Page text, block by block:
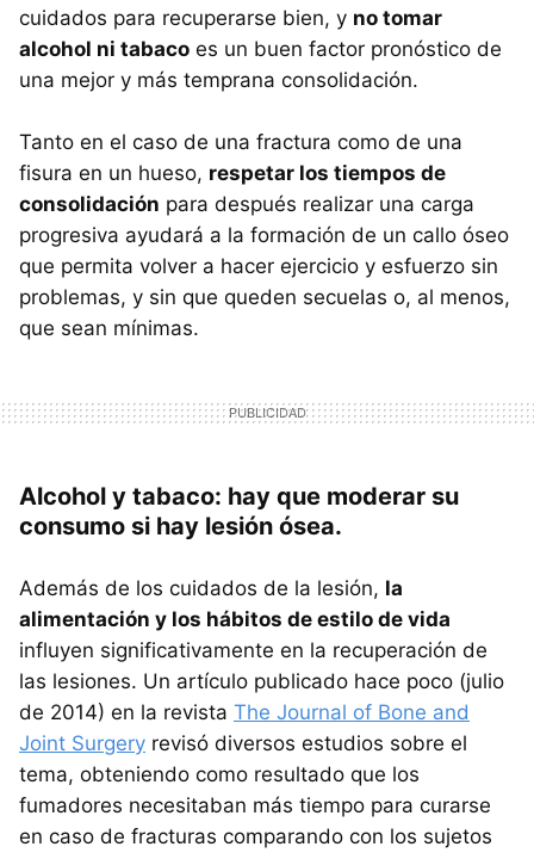
cuidados para recuperarse bien, y no tomar
alcohol ni tabaco es un buen factor pronóstico de
una mejor y más temprana consolidación.
Tanto en el caso de una fractura como de una
fisura en un hueso, respetar los tiempos de
consolidación para después realizar una carga
progresiva ayudará a la formación de un callo óseo
que permita volver a hacer ejercicio y esfuerzo sin
problemas, y sin que queden secuelas o, al menos,
que sean mínimas.
Alcohol y tabaco: hay que moderar su
consumo si hay lesión ósea.
Además de los cuidados de la lesión, la
alimentación y los hábitos de estilo de vida
influyen significativamente en la recuperación de
las lesiones. Un artículo publicado hace poco (julio
de 2014) en la revista The Journal of Bone and
Joint Surgery revisó diversos estudios sobre el
tema, obteniendo como resultado que los
fumadores necesitaban más tiempo para curarse
en caso de fracturas comparando con los sujetos